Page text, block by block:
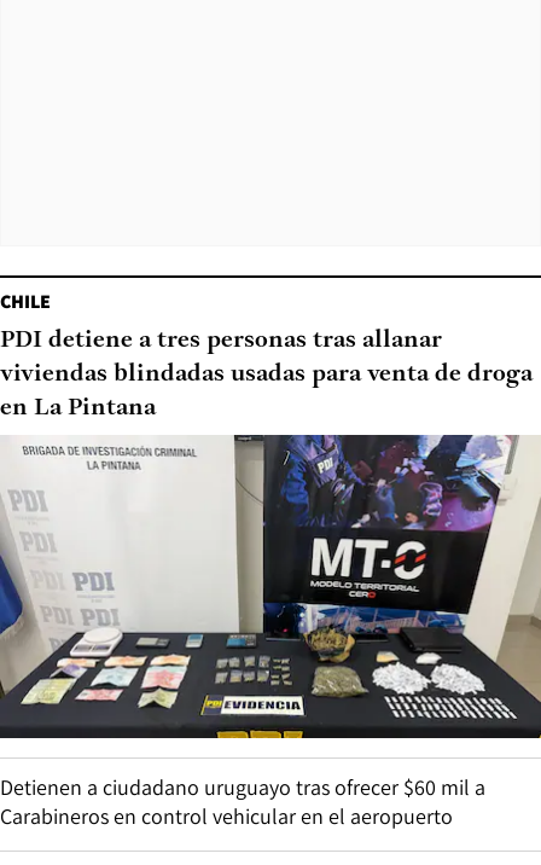
CHILE
PDI detiene a tres personas tras allanar
viviendas blindadas usadas para venta de droga
en La Pintana
Detienen a ciudadano uruguayo tras ofrecer $60 mil a
Carabineros en control vehicular en el aeropuerto